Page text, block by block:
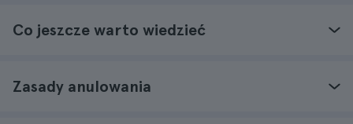
Co jeszcze warto wiedzieć
Zasady anulowania